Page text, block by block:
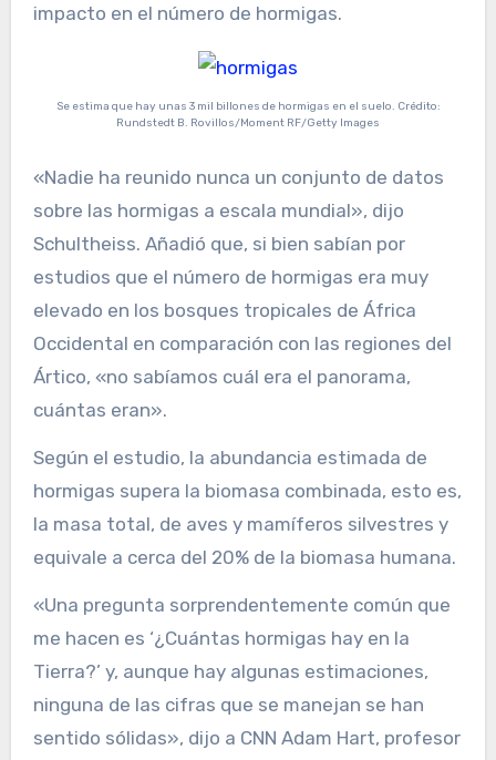
impacto en el número de hormigas.
Se estima que hay unas 3 mil billones de hormigas en el suelo. Crédito:
Rundstedt B. Rovillos/Moment RF/Getty Images
«Nadie ha reunido nunca un conjunto de datos
sobre las hormigas a escala mundial», dijo
Schultheiss. Añadió que, si bien sabían por
estudios que el número de hormigas era muy
elevado en los bosques tropicales de África
Occidental en comparación con las regiones del
Ártico, «no sabíamos cuál era el panorama,
cuántas eran».
Según el estudio, la abundancia estimada de
hormigas supera la biomasa combinada, esto es,
la masa total, de aves y mamíferos silvestres y
equivale a cerca del 20% de la biomasa humana.
«Una pregunta sorprendentemente común que
me hacen es ‘¿Cuántas hormigas hay en la
Tierra?’ y, aunque hay algunas estimaciones,
ninguna de las cifras que se manejan se han
sentido sólidas», dijo a CNN Adam Hart, profesor